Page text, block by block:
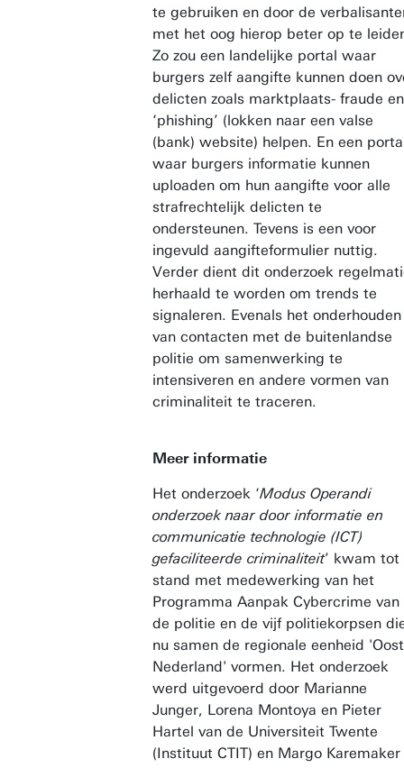
te gebruiken en door de
met het oog hierop beter op te
Zo zou een landelijke portal waar
burgers zelf aangifte kunnen doen
delicten zoals marktplaats- fraude en
‘phishing’ (lokken naar een valse
(bank) website) helpen. En een
waar burgers informatie kunnen
uploaden om hun aangifte voor alle
strafrechtelijk delicten te
ondersteunen. Tevens is een voor
ingevuld aangifteformulier nuttig.
Verder dient dit onderzoek
herhaald te worden om trends te
signaleren. Evenals het onderhouden
van contacten met de buitenlandse
politie om samenwerking te
intensiveren en andere vormen van
criminaliteit te traceren.
Meer informatie
Het onderzoek ‘Modus Operandi
onderzoek naar door informatie en
communicatie technologie (ICT)
gefaciliteerde criminaliteit’ kwam tot
stand met medewerking van het
Programma Aanpak Cybercrime van
de politie en de vijf politiekorpsen
nu samen de regionale eenheid 'Oost
Nederland' vormen. Het onderzoek
werd uitgevoerd door Marianne
Junger, Lorena Montoya en Pieter
Hartel van de Universiteit Twente
(Instituut CTIT) en Margo Karemaker